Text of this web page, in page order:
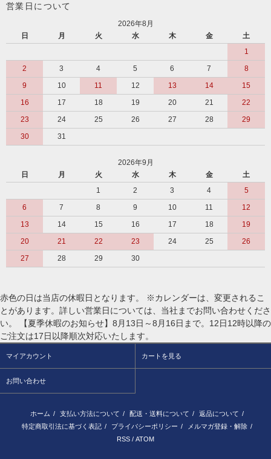
営業日について
2026年8月
日
月 火 水 木 金
土
1
2
3 4 5 6 7
8
9
10 11 12 13 14
15
16
17 18 19 20 21
22
23
24 25 26 27 28
29
30
31
2026年9月
日
月 火 水 木 金
土
1
2 3 4
5
6
7 8 9 10 11
12
13
14 15 16 17 18
19
20
21 22 23 24 25
26
27
28 29 30
赤色の日は当店の休暇日となります。 ※カレンダーは、変更されるこ
とがあります。詳しい営業日については、当社までお問い合わせくださ
い。 【夏季休暇のお知らせ】8月13日～8月16日まで。12日12時以降の
ご注文は17日以降順次対応いたします。
マイアカウント カートを見る
お問い合わせ
ホーム / 支払い方法について / 配送・送料について / 返品について /
特定商取引法に基づく表記 / プライバシーポリシー / メルマガ登録・解除 /
RSS / ATOM